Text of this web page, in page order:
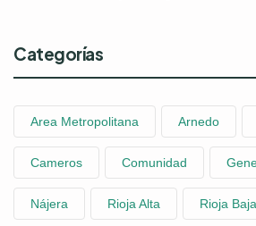
Categorías
Area Metropolitana Arnedo
Cameros Comunidad
Nájera Rioja Alta Rioja Baja